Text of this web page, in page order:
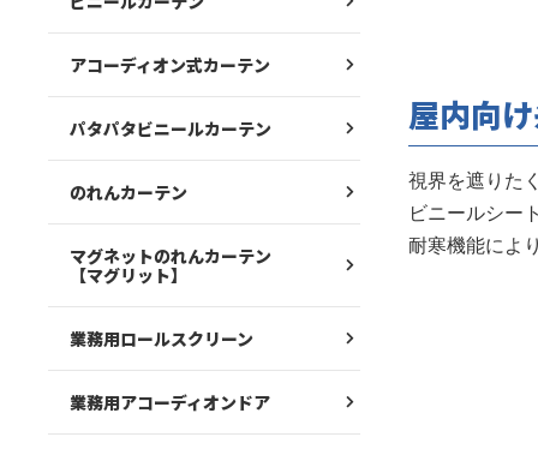
アコーディオン式カーテン
パタパタビニールカーテン
のれんカーテン
マグネットのれんカーテン
【マグリット】
業務用ロールスクリーン
業務用アコーディオンドア
屋内向
視界を遮りた
ビニールシー
耐寒機能によ